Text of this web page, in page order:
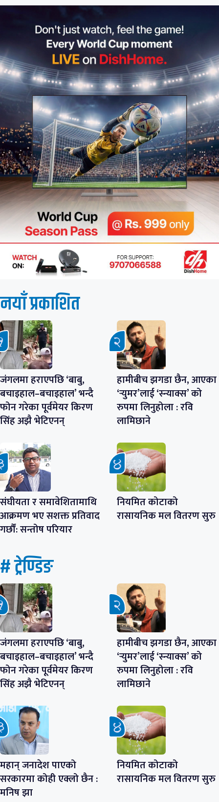
नयाँ प्रकाशित
जंगलमा हराएपछि ‘बाबु,
बचाइहाल–बचाइहाल’ भन्दै
फोन गरेका पूर्वमेयर किरण
सिंह अझै भेटिएनन्
हामीबीच झगडा छैन, आएका
‘र्‍युमर’लाई ‘स्न्याक्स’ को
रुपमा लिनुहोला : रवि
लामिछाने
संघीयता र समावेशितामाथि
आक्रमण भए सशक्त प्रतिवाद
गर्छौं: सन्तोष परियार
नियमित कोटाको
रासायनिक मल वितरण सुरु
# ट्रेण्डिङ
जंगलमा हराएपछि ‘बाबु,
बचाइहाल–बचाइहाल’ भन्दै
फोन गरेका पूर्वमेयर किरण
सिंह अझै भेटिएनन्
हामीबीच झगडा छैन, आएका
‘र्‍युमर’लाई ‘स्न्याक्स’ को
रुपमा लिनुहोला : रवि
लामिछाने
महान् जनादेश पाएको
सरकारमा कोही एक्लो छैन :
मनिष झा
नियमित कोटाको
रासायनिक मल वितरण सुरु